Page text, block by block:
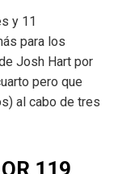
y 11
para los
Josh Hart por
pero que
al cabo de tres
119